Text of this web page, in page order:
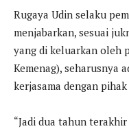
Rugaya Udin selaku
menjabarkan, sesuai
yang di keluarkan oleh
Kemenag), seharusnya
kerjasama dengan pihak
“Jadi dua tahun